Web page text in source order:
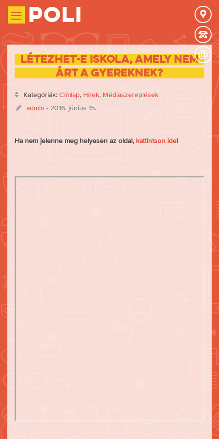
Poli
Létezhet-e iskola, amely nem
árt a gyereknek?
Kategóriák: Címlap, Hírek, Médiaszereplések
admin - 2016. június 15.
Ha nem jelenne meg helyesen az oldal, kattintson ide!